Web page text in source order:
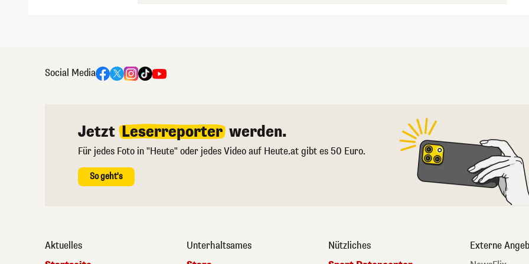
Social Media
Jetzt Leserreporter werden.
Für jedes Foto in "Heute" oder jedes Video auf Heute.at gibt es 50 Euro.
So geht's
Aktuelles
Unterhaltsames
Nützliches
Externe